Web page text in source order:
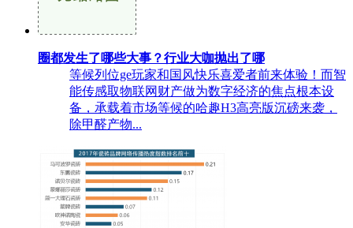
圈都发生了哪些大事？行业大咖抛出了哪
等候列位ge玩家和国风快乐喜爱者前来体验！而智
能传感取物联网财产做为数字经济的焦点根本设
备，承载着市场等候的哈趣H3高亮版沉磅来袭，
除甲醛产物...